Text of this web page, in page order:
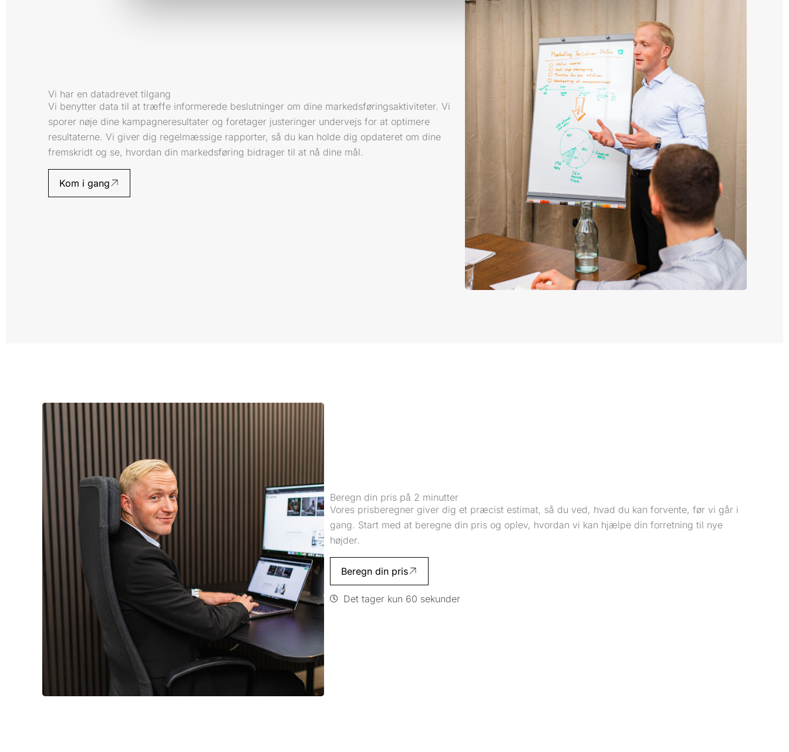
Vi har en datadrevet tilgang
Vi benytter data til at træffe informerede beslutninger om dine markedsføringsaktiviteter. Vi
sporer nøje dine kampagneresultater og foretager justeringer undervejs for at optimere
resultaterne. Vi giver dig regelmæssige rapporter, så du kan holde dig opdateret om dine
fremskridt og se, hvordan din markedsføring bidrager til at nå dine mål.
Kom i gang
Beregn din pris på 2 minutter
Vores prisberegner giver dig et præcist estimat, så du ved, hvad du kan forvente, før vi går i
gang. Start med at beregne din pris og oplev, hvordan vi kan hjælpe din forretning til nye
højder.
Beregn din pris
Det tager kun 60 sekunder